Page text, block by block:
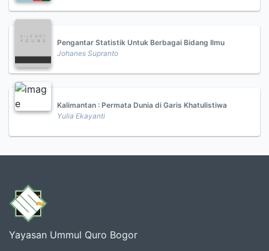
Pengantar Statistik Untuk Berbagai Bidang Ilmu
Johanes Supranto
Kalimantan : Permata Dunia di Garis Khatulistiwa
Yulia Ekayanti
Yayasan Ummul Quro Bogor